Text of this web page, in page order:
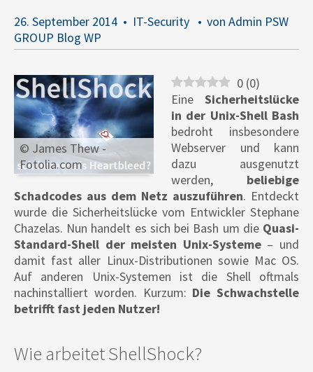
26. September 2014 IT-Security
von Admin PSW
GROUP Blog WP
© James Thew -
Fotolia.com
0 (0)
Eine Sicherheitslücke
in der Unix-Shell Bash
bedroht insbesondere
Webserver und kann
dazu ausgenutzt
werden, beliebige
Schadcodes aus dem Netz auszuführen. Entdeckt
wurde die Sicherheitslücke vom Entwickler Stephane
Chazelas. Nun handelt es sich bei Bash um die Quasi-
Standard-Shell der meisten Unix-Systeme– und
damit fast aller Linux-Distributionen sowie Mac OS.
Auf anderen Unix-Systemen ist die Shell oftmals
nachinstalliert worden. Kurzum: Die Schwachstelle
betrifft fast jeden Nutzer!
Wie arbeitet ShellShock?